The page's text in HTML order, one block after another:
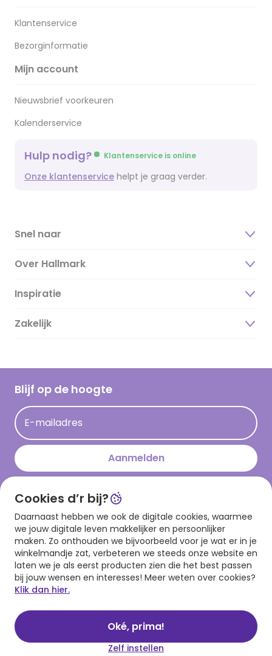
Klantenservice
Bezorginformatie
Mijn account
Nieuwsbrief voorkeuren
Kalenderservice
Hulp nodig? Klantenservice is online
Onze klantenservice helpt je graag verder.
Snel naar
Over Hallmark
Over ons
Duurzaamheid
Hallmark Kaartclub
Acties
Persberichten
Hallmark en Kinderpostzegels
Inspiratie
Magazine
Cadeau inspiratie
Kaartinspiratie
Zakelijk
Blijf op de hoogte
E-mailadres
Aanmelden
Download onze app
Cookies d’r bij?
Daarnaast hebben we ook de digitale cookies, waarmee
we jouw digitale leven makkelijker en persoonlijker
maken. Zo onthouden we bijvoorbeeld voor je wat er in je
winkelmandje zat, verbeteren we steeds onze website en
laten we je als eerst producten zien die het best passen
bij jouw wensen en interesses! Meer weten over cookies?
Klik dan hier.
Oké, prima!
Zelf instellen